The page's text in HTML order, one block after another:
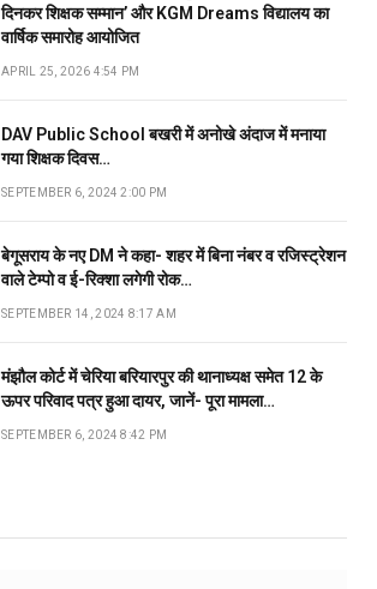
दिनकर शिक्षक सम्मान’ और KGM Dreams विद्यालय का
वार्षिक समारोह आयोजित
APRIL 25, 2026 4:54 PM
DAV Public School बखरी में अनोखे अंदाज में मनाया
गया शिक्षक दिवस…
SEPTEMBER 6, 2024 2:00 PM
बेगूसराय के नए DM ने कहा- शहर में बिना नंबर व रजिस्ट्रेशन
वाले टेम्पो व ई-रिक्शा लगेगी रोक…
SEPTEMBER 14, 2024 8:17 AM
मंझौल कोर्ट में चेरिया बरियारपुर की थानाध्यक्ष समेत 12 के
ऊपर परिवाद पत्र हुआ दायर, जानें- पूरा मामला…
SEPTEMBER 6, 2024 8:42 PM